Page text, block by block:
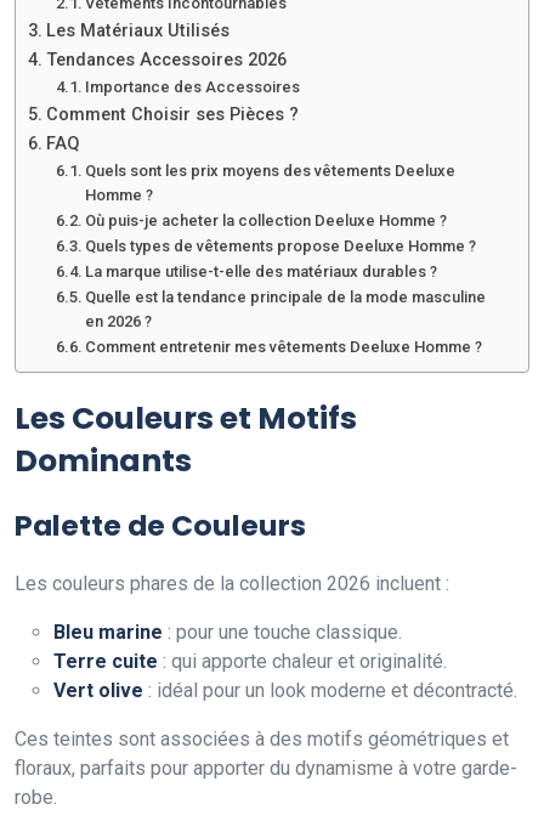
Les Matériaux Utilisés
Tendances Accessoires 2026
Importance des Accessoires
Comment Choisir ses Pièces ?
FAQ
Quels sont les prix moyens des vêtements Deeluxe
Homme ?
Où puis-je acheter la collection Deeluxe Homme ?
Quels types de vêtements propose Deeluxe Homme ?
La marque utilise-t-elle des matériaux durables ?
Quelle est la tendance principale de la mode masculine
en 2026 ?
Comment entretenir mes vêtements Deeluxe Homme ?
Les Couleurs et Motifs
Dominants
Palette de Couleurs
Les couleurs phares de la collection 2026 incluent :
Bleu marine : pour une touche classique.
Terre cuite : qui apporte chaleur et originalité.
Vert olive : idéal pour un look moderne et décontracté.
Ces teintes sont associées à des motifs géométriques et
floraux, parfaits pour apporter du dynamisme à votre garde-
robe.